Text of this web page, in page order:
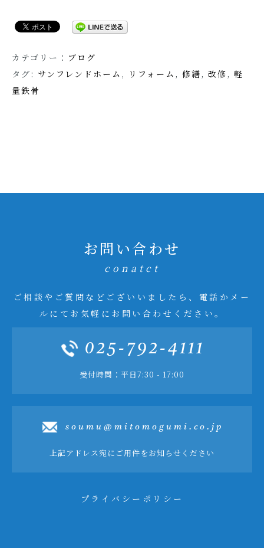
カテゴリー： ブログ
タグ: サンフレンドホーム , リフォーム , 修繕, 改修, 軽
量鉄骨
お問い合わせ
conatct
ご相談やご質問などございいましたら、電話かメー
ルにてお気軽にお問い合わせください。
025-792-4111
受付時間：平日7:30 - 17:00
soumu@mitomogumi.co.jp
上記アドレス宛にご用件をお知らせください
プライバシーポリシー